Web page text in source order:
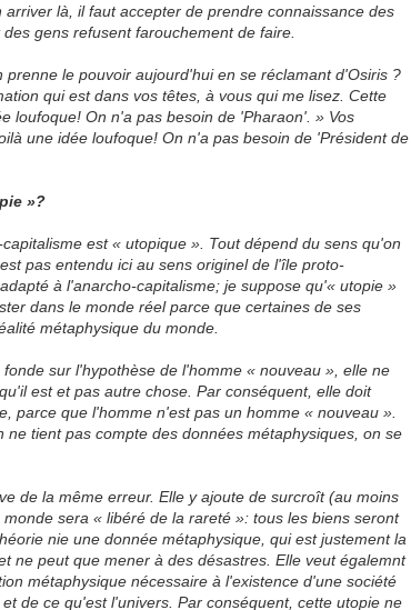
là, il faut accepter de prendre connaissance des
gens refusent farouchement de faire.
le pouvoir aujourd'hui en se réclamant d'Osiris ?
qui est dans vos têtes, à vous qui me lisez. Cette
loufoque! On n'a pas besoin de 'Pharaon'. » Vos
une idée loufoque! On n'a pas besoin de 'Président de
»?
est« utopique » . Tout dépend du sens qu'on
pas entendu ici au sens originel de l'île proto-
à l'anarcho-capitalisme; je suppose qu'« utopie »
dans le monde réel parce que certaines de ses
métaphysique du monde.
sur l'hypothèse de l'homme « nouveau » , elle ne
est et pas autre chose. Par conséquent, elle doit
parce que l'homme n'est pas un homme « nouveau »
tient pas compte des données métaphysiques, on se
de la même erreur. Elle y ajoute de surcroît (au moins
sera « libéré de la rareté »: tous les biens seront
nie une donnée métaphysique, qui est justement la
ne peut que mener à des désastres. Elle veut égalemnt
métaphysique nécessaire à l'existence d'une société
de ce qu'est l'univers. Par conséquent, cette utopie ne